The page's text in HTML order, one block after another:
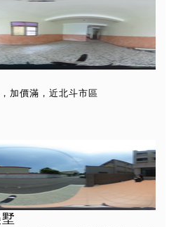
加價滿，近北斗市區